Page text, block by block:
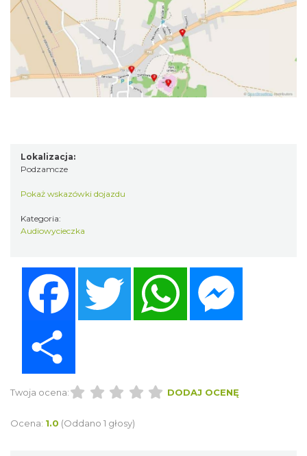
Lokalizacja:
Podzamcze
Pokaż wskazówki dojazdu
Kategoria:
Audiowycieczka
Twitter
Twoja ocena: DODAJ OCENĘ
Ocena: 1.0 (Oddano 1 głosy)